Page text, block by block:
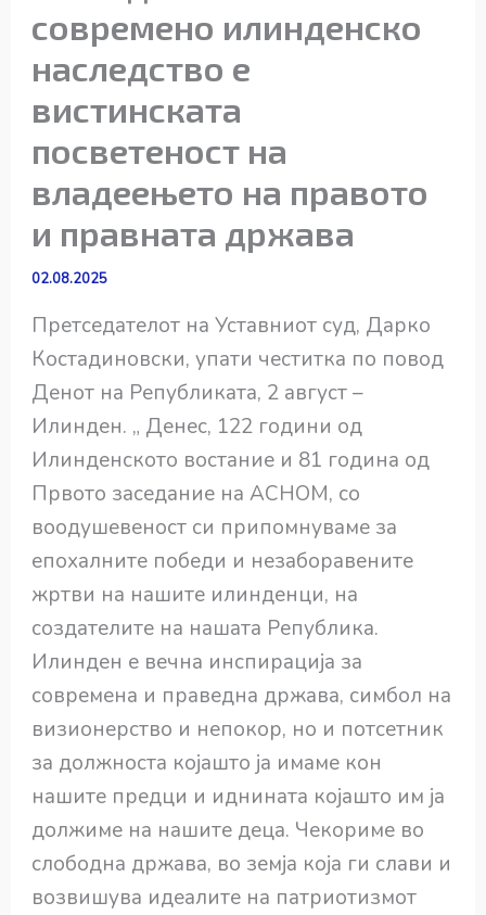
современо илинденско
наследство е
вистинската
посветеност на
владеењето на правото
и правната држава
02.08.2025
Претседателот на Уставниот суд, Дарко
Костадиновски, упати честитка по повод
Денот на Републиката, 2 август –
Илинден. „ Денес, 122 години од
Илинденското востание и 81 година од
Првото заседание на АСНОМ, со
воодушевеност си припомнуваме за
епохалните победи и незаборавените
жртви на нашите илинденци, на
создателите на нашата Република.
Илинден е вечна инспирација за
современа и праведна држава, симбол на
визионерство и непокор, но и потсетник
за должноста којашто ја имаме кон
нашите предци и иднината којашто им ја
должиме на нашите деца. Чекориме во
слободна држава, во земја која ги слави и
возвишува идеалите на патриотизмот